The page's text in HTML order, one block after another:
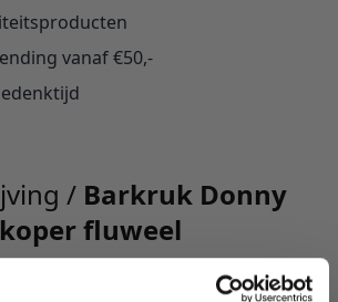
vanaf €50,-
/ Barkruk Donny
koper fluweel